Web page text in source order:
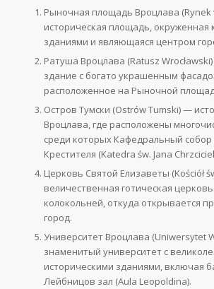
Рыночная площадь Вроцлава (Rynek
историческая площадь, окруженная
зданиями и являющаяся центром
Ратуша Вроцлава (Ratusz
здание с богато украшенным
расположенное на Рыночной
Остров Тумски (Ostrów Tumski) —
Вроцлава, где расположены
среди которых Кафедральный собор
Крестителя (Katedra św. Jana
Церковь Святой Елизаветы (Kościół
величественная готическая
колокольней, откуда открывается
город.
Университет Вроцлава (Uniwersytet
знаменитый университет с
историческими зданиями, включая
Лейбницов зал (Aula Leopoldina).